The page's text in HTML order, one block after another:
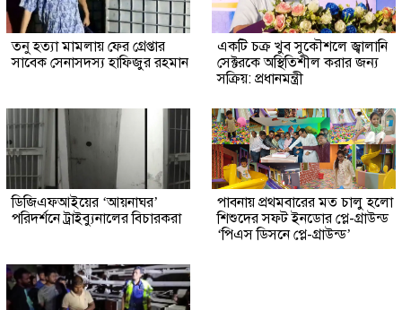
তনু হত্যা মামলায় ফের গ্রেপ্তার
সাবেক সেনাসদস্য হাফিজুর রহমান
একটি চক্র খুব সুকৌশলে জ্বালানি
সেক্টরকে অস্থিতিশীল করার জন্য
সক্রিয়: প্রধানমন্ত্রী
ডিজিএফআইয়ের ‘আয়নাঘর’
পরিদর্শনে ট্রাইব্যুনালের বিচারকরা
পাবনায় প্রথমবারের মত চালু হলো
শিশুদের সফট ইনডোর প্লে-গ্রাউন্ড
‘পিএস ডিসনে প্লে-গ্রাউন্ড’